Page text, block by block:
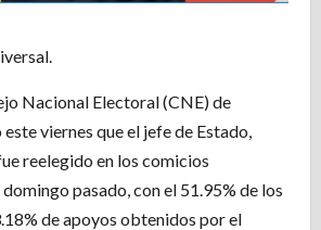
Nacional Electoral (CNE) de
viernes que el jefe de Estado,
reelegido en los comicios
pasado, con el 51.95% de los
de apoyos obtenidos por el